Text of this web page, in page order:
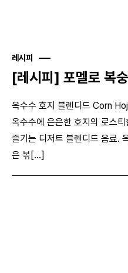
레시피
[레시피] 포멜로 복
옥수수 호지 블렌디드 Corn
옥수수에 은은한 호지의 로스
즐기는 디저트 블렌디드 음료.
은 볶[...]